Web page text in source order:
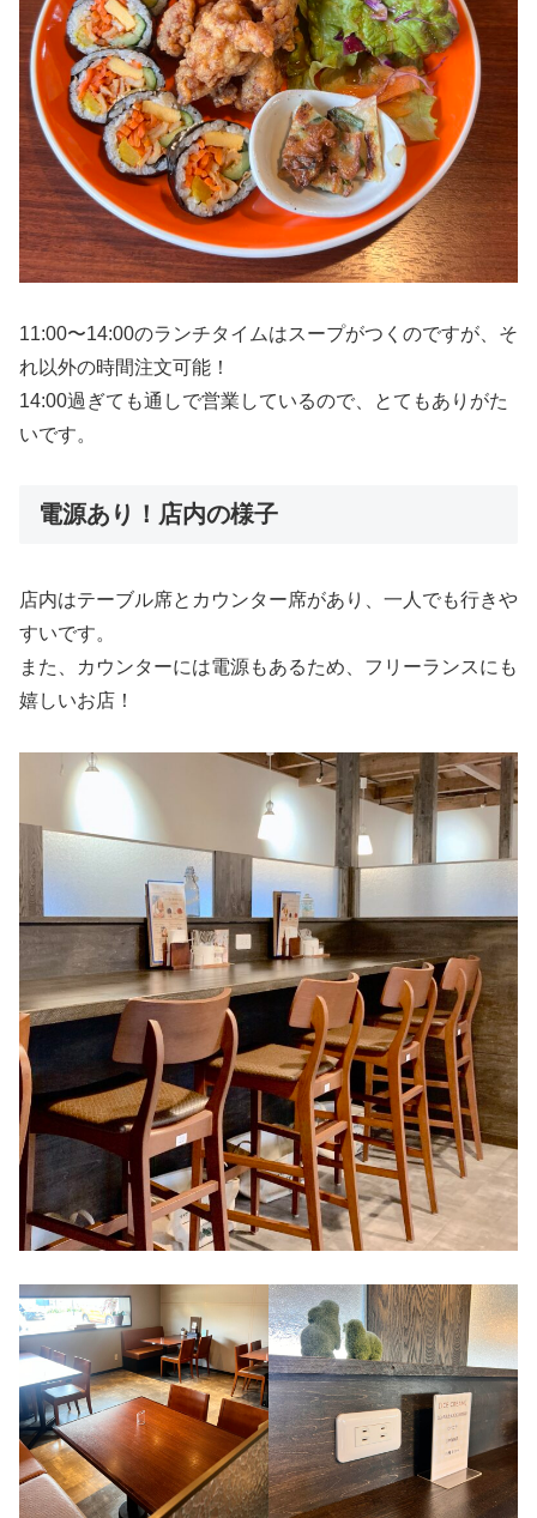
11:00〜14:00のランチタイムはスープがつくのですが、そ
れ以外の時間注文可能！
14:00過ぎても通しで営業しているので、とてもありがた
いです。
電源あり！店内の様子
店内はテーブル席とカウンター席があり、一人でも行きや
すいです。
また、カウンターには電源もあるため、フリーランスにも
嬉しいお店！